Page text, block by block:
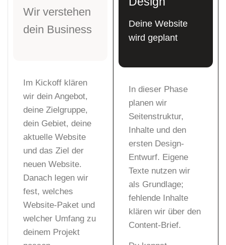
Wir verstehen
dein Business
Im Kickoff klären
wir dein Angebot,
deine Zielgruppe,
dein Gebiet, deine
aktuelle Website
und das Ziel der
neuen Website.
Danach legen wir
fest, welches
Website-Paket und
welcher Umfang zu
deinem Projekt
Deine Website
wird geplant
In dieser Phase
planen wir
Seitenstruktur,
Inhalte und den
ersten Design-
Entwurf. Eigene
Texte nutzen wir
als Grundlage;
fehlende Inhalte
klären wir über den
Content-Brief.